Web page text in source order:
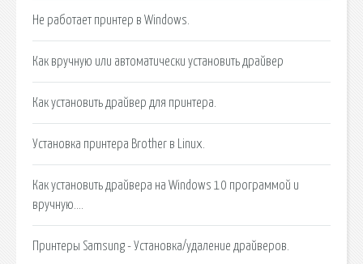
Не работает принтер в Windows.
Как вручную или автоматически установить драйвер
Как установить драйвер для принтера.
Установка принтера Brother в Linux.
Как установить драйвера на Windows 10 программой и
вручную….
Принтеры Samsung - Установка/удаление драйверов.